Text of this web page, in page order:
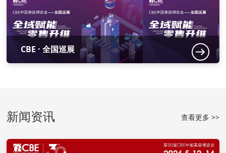
CBE · 全国巡展
新闻资讯 查看更多 >>